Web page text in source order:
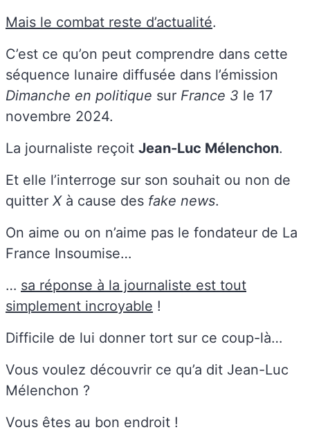
Mais le combat reste d’actualité.
C’est ce qu’on peut comprendre dans cette
séquence lunaire diffusée dans l’émission
Dimanche en politique sur France 3 le 17
novembre 2024.
La journaliste reçoit Jean-Luc Mélenchon.
Et elle l’interroge sur son souhait ou non de
quitter Xà cause des fake news.
On aime ou on n’aime pas le fondateur de La
France Insoumise…
… sa réponse à la journaliste est tout
simplement incroyable !
Difficile de lui donner tort sur ce coup-là…
Vous voulez découvrir ce qu’a dit Jean-Luc
Mélenchon ?
Vous êtes au bon endroit !